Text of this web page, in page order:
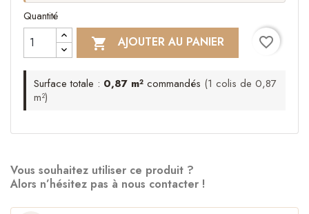
Quantité
 AJOUTER AU PANIER favorite_border
Surface totale : 0,87 m²commandés (1 colis de 0,87
m²)
Vous souhaitez utiliser ce produit ?
Alors n’hésitez pas à nous contacter !